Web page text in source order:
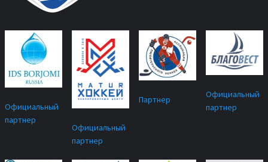
Официальный
партнер
Официальный
партнер
Партнер
Официальный
партнер